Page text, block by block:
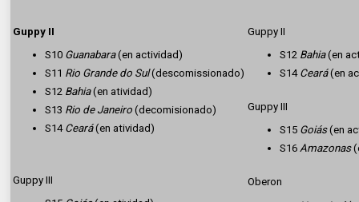
Guppy II
S10 Guanabara(en actividad)
S11 Rio Grande do Sul(descomissionado)
S12 Bahia(en atividad)
S13 Rio de Janeiro (decomisionado)
S14 Ceará(en atividad)
Guppy III
Guppy II
S12 Bahia(en
S14 Ceará(en
Guppy III
S15 Goiás(en
S16Amazonas(
Oberon